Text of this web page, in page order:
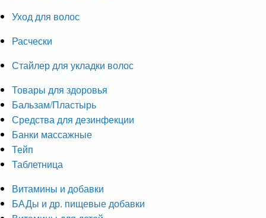
Уход для волос
Расчески
Стайлер для укладки волос
Товары для здоровья
Бальзам/Пластырь
Средства для дезинфекции
Банки массажные
Тейп
Таблетница
Витамины и добавки
БАДы и др. пищевые добавки